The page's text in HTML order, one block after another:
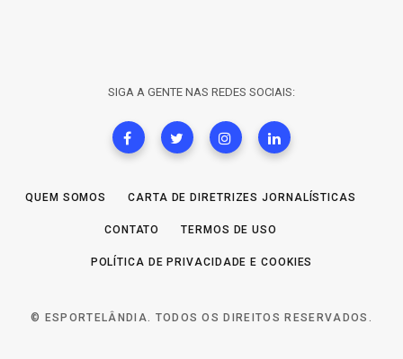
SIGA A GENTE NAS REDES SOCIAIS:
QUEM SOMOS CARTA DE DIRETRIZES JORNALÍSTICAS
CONTATO TERMOS DE USO
POLÍTICA DE PRIVACIDADE E COOKIES
© ESPORTELÂNDIA. TODOS OS DIREITOS RESERVADOS.